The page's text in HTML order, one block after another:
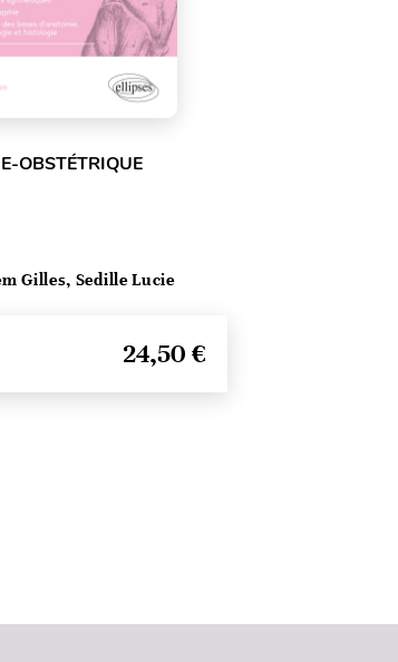
OBSTÉTRIQUE
Gilles, Sedille Lucie
24,50 €